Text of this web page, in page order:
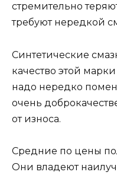
стремительно
требуют нередкой
Синтетические
качество этой
надо нередко
очень
от износа.
Средние по цены
Они владеют